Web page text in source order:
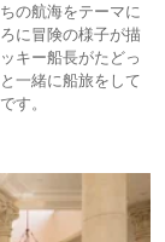
の航海をテーマに
に冒険の様子が描
キー船長がたどっ
一緒に船旅をして
す。